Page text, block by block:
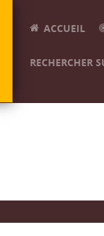
ACCUEIL
RECHERCHER